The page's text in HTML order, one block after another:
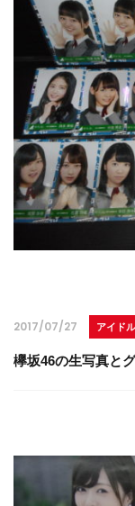
2017/07/27 アイド
欅坂46の生写真と